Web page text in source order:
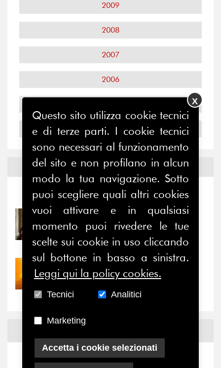
2009
2008
2007
2006
2004
Notizie edEventi
Notizie-Eventi
Prima della pausa estiva,
il valore di...
30/07/2026
Nove anni dopo la
“grande cecità”: la...
Questo sito utilizza cookie tecnici
e di terze parti. I cookie tecnici
sono necessari al funzionamento
del sito e non profilano in alcun
modo la tua navigazione. Sotto
puoi scegliere quali altri cookies
vuoi attivare e in qualsiasi
momento puoi rivedere le tue
scelte sui cookie in uso cliccando
sul bottone in basso a sinistra.
Leggi qui la policy cookies.
Tecnici Analitici
Marketing
Accetta i cookie selezionati
X